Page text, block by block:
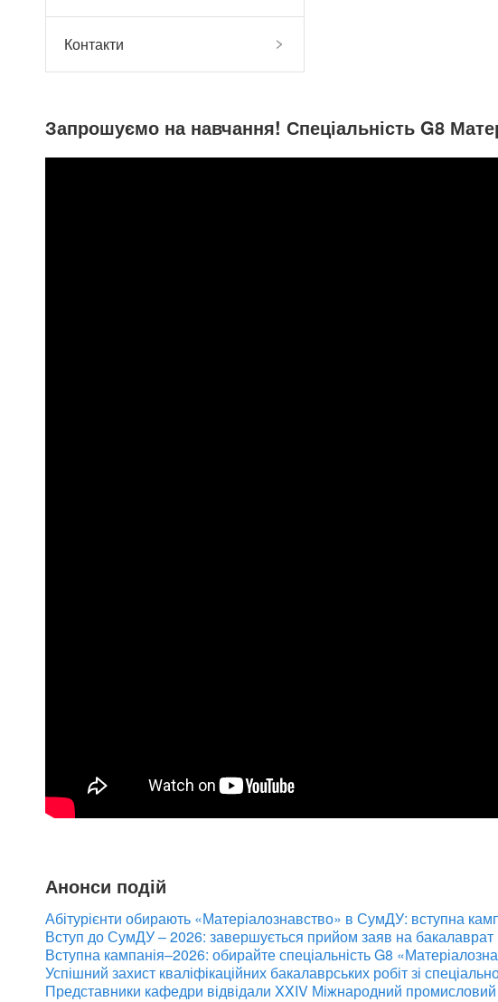
Контакти
Запрошуємо на навчання! Спеціальність G8
Анонси подій
Абітурієнти обирають «Матеріалознавство» в СумДУ: вступна
Вступ до СумДУ – 2026: завершується прийом заяв на бакалаврат
Вступна кампанія–2026: обирайте спеціальність G8
Успішний захист кваліфікаційних бакалаврських робіт зі
Представники кафедри відвідали XXIV Міжнародний